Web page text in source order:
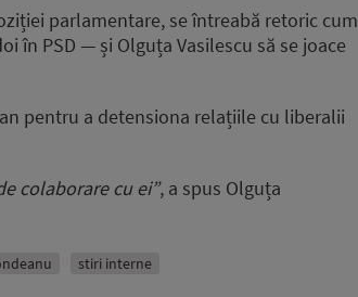
parlamentare, se întreabă retoric cum
în PSD — și Olguța Vasilescu să se joace
pentru a detensiona relațiile cu liberalii
colaborare cu ei”, a spus Olguța
stiri interne